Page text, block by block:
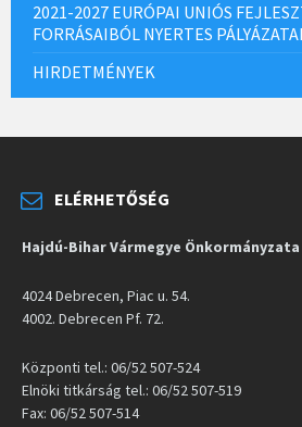
2021-2027 EURÓPAI UNIÓS
FORRÁSAIBÓL NYERTES
HIRDETMÉNYEK
ELÉRHETŐSÉG
Hajdú-Bihar Vármegye Önkormányzata
4024 Debrecen, Piac u. 54.
4002. Debrecen Pf. 72.
Központi tel.: 06/52 507-524
Elnöki titkárság tel.: 06/52 507-519
Fax: 06/52 507-514